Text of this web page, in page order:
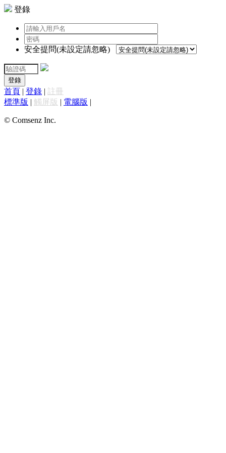
登錄
安全提問(未設定請忽略)
登錄
首頁 | 登錄 | 註冊
標準版 | 觸屏版 | 電腦版 |
© Comsenz Inc.